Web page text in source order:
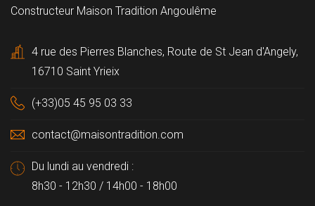
Constructeur Maison Tradition Angoulême
4 rue des Pierres Blanches, Route de St Jean d'Angely,
16710 Saint Yrieix
(+33)05 45 95 03 33
contact@maisontradition.com
Du lundi au vendredi :
8h30 - 12h30 / 14h00 - 18h00